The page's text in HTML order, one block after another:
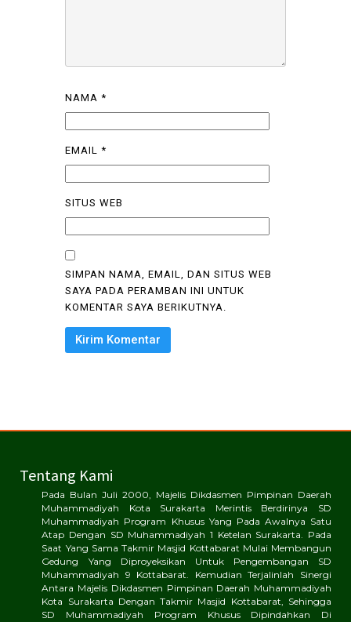
NAMA *
EMAIL *
SITUS WEB
SIMPAN NAMA, EMAIL, DAN SITUS WEB
SAYA PADA PERAMBAN INI UNTUK
KOMENTAR SAYA BERIKUTNYA.
Tentang Kami
Pada Bulan Juli 2000, Majelis Dikdasmen Pimpinan Daerah
Muhammadiyah Kota Surakarta Merintis Berdirinya SD
Muhammadiyah Program Khusus Yang Pada Awalnya Satu
Atap Dengan SD Muhammadiyah 1 Ketelan Surakarta. Pada
Saat Yang Sama Takmir Masjid Kottabarat Mulai Membangun
Gedung Yang Diproyeksikan Untuk Pengembangan SD
Muhammadiyah 9 Kottabarat. Kemudian Terjalinlah Sinergi
Antara Majelis Dikdasmen Pimpinan Daerah Muhammadiyah
Kota Surakarta Dengan Takmir Masjid Kottabarat, Sehingga
SD Muhammadiyah Program Khusus Dipindahkan Di